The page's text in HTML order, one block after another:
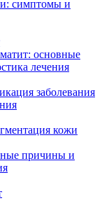
симптомы и
основные
лечения
заболевания
кожи
причины и